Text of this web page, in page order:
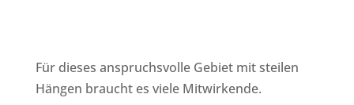
Für dieses anspruchsvolle Gebiet mit steilen
Hängen braucht es viele Mitwirkende.